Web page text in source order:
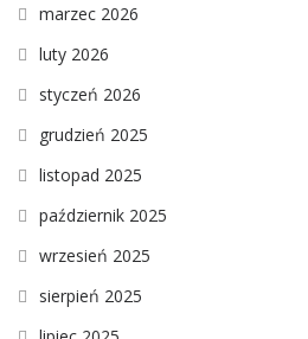
marzec 2026
luty 2026
styczeń 2026
grudzień 2025
listopad 2025
październik 2025
wrzesień 2025
sierpień 2025